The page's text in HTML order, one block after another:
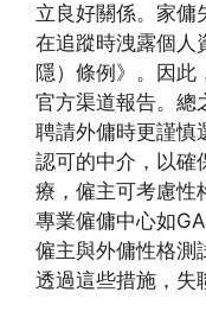
立良好關係。家傭
在追蹤時洩露個人
隱）條例》。因此
官方渠道報告。總
聘請外傭時更謹慎
認可的中介，以確
療，僱主可考慮性
專業僱傭中心如
僱主與外傭性格測
透過這些措施，失